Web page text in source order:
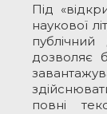
Під
наукової
дозволяє
повні